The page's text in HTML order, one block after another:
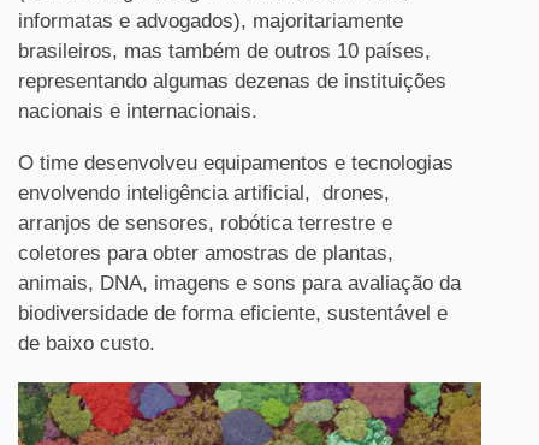
informatas e advogados), majoritariamente
brasileiros, mas também de outros 10 países,
representando algumas dezenas de instituições
nacionais e internacionais.
O time desenvolveu equipamentos e tecnologias
envolvendo inteligência artificial, drones,
arranjos de sensores, robótica terrestre e
coletores para obter amostras de plantas,
animais, DNA, imagens e sons para avaliação da
biodiversidade de forma eficiente, sustentável e
de baixo custo.